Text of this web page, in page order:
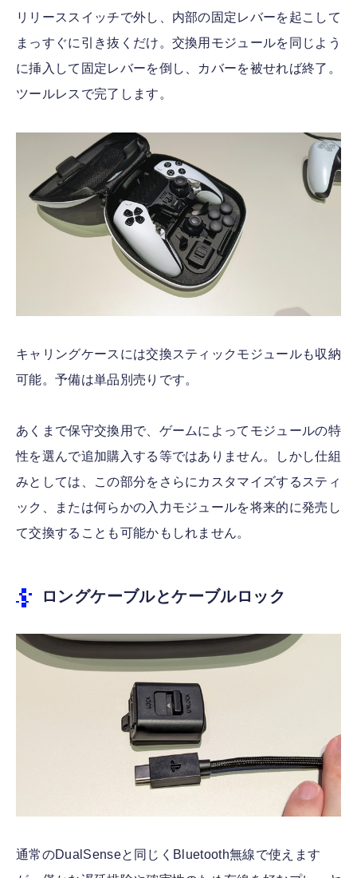
リリーススイッチで外し、内部の固定レバーを起こして
まっすぐに引き抜くだけ。交換用モジュールを同じよう
に挿入して固定レバーを倒し、カバーを被せれば終了。
ツールレスで完了します。
キャリングケースには交換スティックモジュールも収納
可能。予備は単品別売りです。
あくまで保守交換用で、ゲームによってモジュールの特
性を選んで追加購入する等ではありません。しかし仕組
みとしては、この部分をさらにカスタマイズするスティ
ック、または何らかの入力モジュールを将来的に発売し
て交換することも可能かもしれません。
ロングケーブルとケーブルロック
通常のDualSenseと同じくBluetooth無線で使えます